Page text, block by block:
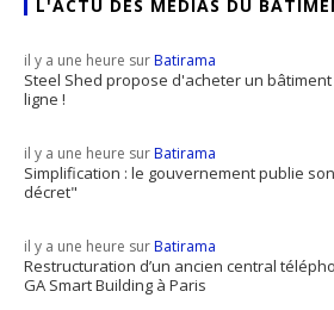
L'ACTU DES MÉDIAS DU
il y a une heure surBatirama
Steel Shed propose d'acheter un
ligne !
il y a une heure surBatirama
Simplification : le gouvernement publie
décret"
il y a une heure surBatirama
Restructuration d’un ancien central
GA Smart Building à Paris